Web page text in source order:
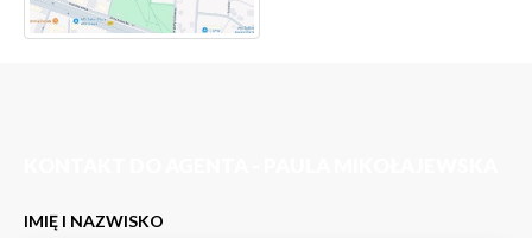
IMIĘ I NAZWISKO